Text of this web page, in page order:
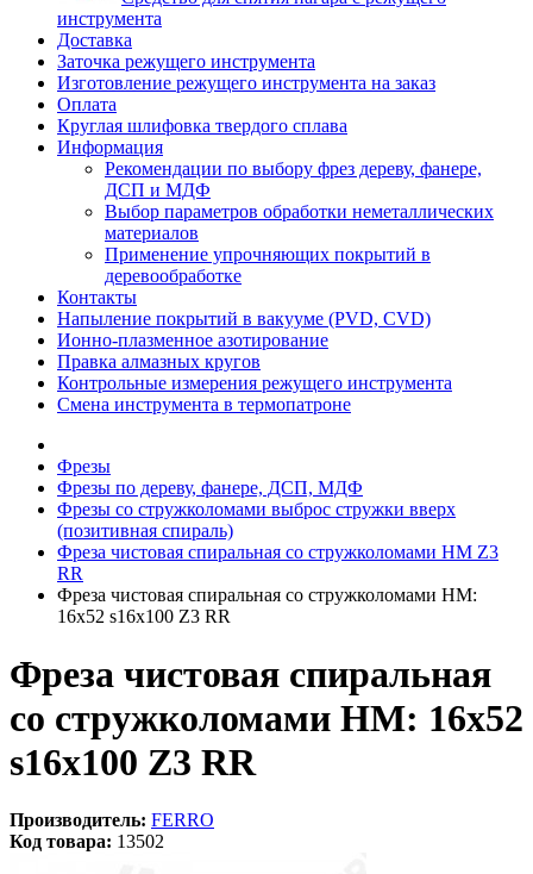
инструмента
Доставка
Заточка режущего инструмента
Изготовление режущего инструмента на заказ
Оплата
Круглая шлифовка твердого сплава
Информация
Рекомендации по выбору фрез дереву, фанере,
ДСП и МДФ
Выбор параметров обработки неметаллических
материалов
Применение упрочняющих покрытий в
деревообработке
Контакты
Напыление покрытий в вакууме (PVD, CVD)
Ионно-плазменное азотирование
Правка алмазных кругов
Контрольные измерения режущего инструмента
Смена инструмента в термопатроне
Фрезы
Фрезы по дереву, фанере, ДСП, МДФ
Фрезы со стружколомами выброс стружки вверх
(позитивная спираль)
Фреза чистовая спиральная со стружколомами HM Z3
RR
Фреза чистовая спиральная со стружколомами HM:
16x52 s16x100 Z3 RR
Фреза чистовая спиральная
со стружколомами HM: 16x52
s16x100 Z3 RR
Производитель: FERRO
Код товара: 13502